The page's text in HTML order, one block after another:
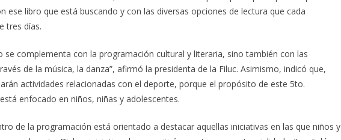
ese libro que está buscando y con las diversas opciones de lectura que cada
tres días.
se complementa con la programación cultural y literaria, sino también con las
de la música, la danza”, afirmó la presidenta de la Filuc. Asimismo, indicó que,
actividades relacionadas con el deporte, porque el propósito de este 5to.
está enfocado en niños, niñas y adolescentes.
de la programación está orientado a destacar aquellas iniciativas en las que niños y